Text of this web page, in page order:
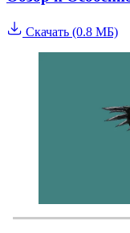
Скачать (0.8 МБ)